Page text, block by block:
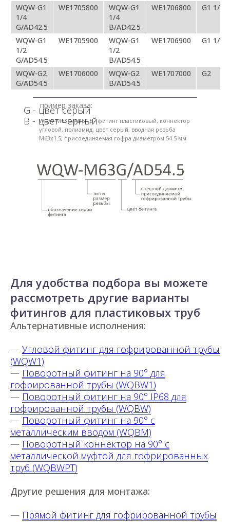
WQW-G1
1/4
G/AD42.5
WE1705800
WQW-G1
1/4
B/AD42.5
WE1706800 G1 1/4
WQW-G1
1/2
G/AD54.5
WE1705900
WQW-G1
1/2
B/AD54.5
WE1706900 G1 1/2
WQW-G2
G/AD54.5
WE1706000
WQW-G2
B/AD54.5
WE1707000 G2
пример заказа:
WQW-M63G/AD54.5 - фитинг пластиковый, коннектор
угловой, полиамид, цвет серый, вводная резьба
M63x1.5, присоединяемая гофра диаметром 54.5 мм
G - цвет серый
В - цвет черный
Для удобства подбора вы можете
рассмотреть другие варианты
фитингов для пластиковых труб
Альтернативные исполнения:
— Угловой фитинг для гофрированной трубы
(WQW1)
— Поворотный фитинг на 90° для
гофрированной трубы (WQBW1)
— Поворотный фитинг на 90° IP68 для
гофрированной трубы (WQBW)
— Поворотный фитинг на 90° с
металлическим вводом (WQBM)
— Поворотный коннектор на 90° с
металлической муфтой для гофрированных
труб (WQBWPT)
Другие решения для монтажа:
— Прямой фитинг для гофрированной трубы